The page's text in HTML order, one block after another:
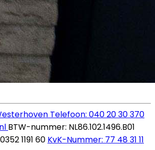
Telefoon: 040 20 30 370
BTW-nummer: NL86.102.1496.B01
1191 60 KvK-Nummer: 77 48 31 11